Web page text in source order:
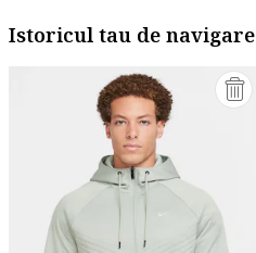
Istoricul tau de navigare